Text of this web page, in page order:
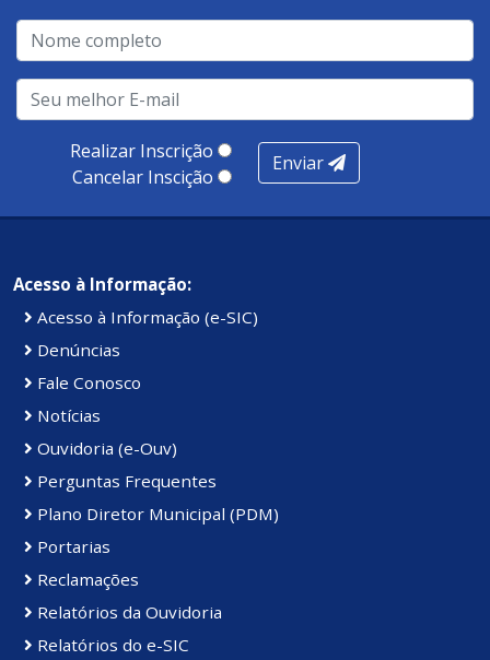
Realizar Inscrição
Cancelar Inscição
Enviar
Acesso à Informação:
Acesso à Informação (e-SIC)
Denúncias
Fale Conosco
Notícias
Ouvidoria (e-Ouv)
Perguntas Frequentes
Plano Diretor Municipal (PDM)
Portarias
Reclamações
Relatórios da Ouvidoria
Relatórios do e-SIC